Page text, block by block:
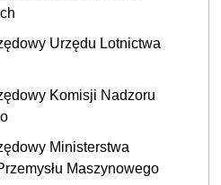
Urzędu Lotnictwa
Komisji Nadzoru
Ministerstwa
Maszynowego